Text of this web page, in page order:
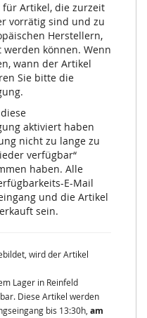
für Artikel, die zurzeit
vorrätig sind und zu
Herstellern,
können. Wenn
wann der Artikel
Sie bitte die
aktiviert haben
nicht zu lange zu
verfügbar“
haben. Alle
E-Mail
und die Artikel
sein.
wird der Artikel
Lager in Reinfeld
Diese Artikel werden
bis 13:30h, am